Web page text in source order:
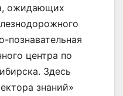
ожидающих
познавательная
центра по
Здесь
знаний»